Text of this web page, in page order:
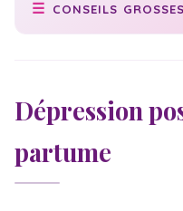
Poids de bébé
Numéros utiles
Acte de naissance
CONSEILS
Date accouchement
Vaccination bébé
Dépression
partume